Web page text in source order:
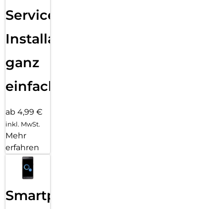
Services
Installation
ganz
einfach
ab 4,99 €
inkl. MwSt.
Mehr
erfahren
Smartphone